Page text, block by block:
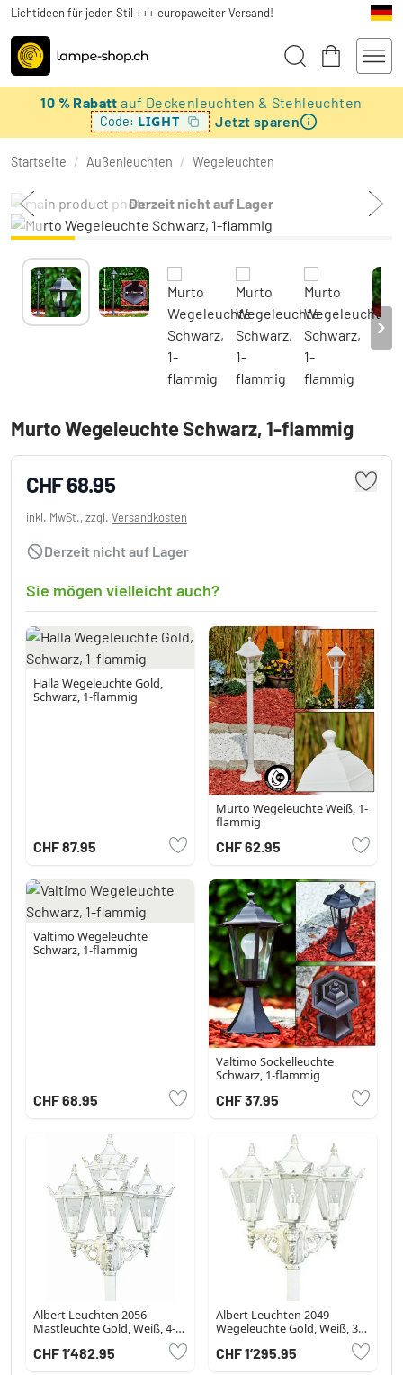
Lichtideen für jeden Stil +++ europaweiter Versand!
10 % Rabattauf Deckenleuchten & Stehleuchten
Code: LIGHT Jetzt sparen
Startseite / Außenleuchten / Wegeleuchten
Derzeit nicht auf Lager
Murto Wegeleuchte Schwarz, 1-flammig
CHF 68.95
inkl. MwSt., zzgl. Versandkosten
Derzeit nicht auf Lager
Sie mögen vielleicht auch?
Halla Wegeleuchte Gold,
Schwarz, 1-flammig
CHF 87.95
Murto Wegeleuchte Weiß, 1-
flammig
CHF 62.95
Valtimo Wegeleuchte
Schwarz, 1-flammig
CHF 68.95
Valtimo Sockelleuchte
Schwarz, 1-flammig
CHF 37.95
Albert Leuchten 2056
Mastleuchte Gold, Weiß, 4-
CHF 1’482.95
Albert Leuchten 2049
Wegeleuchte Gold, Weiß, 3-
CHF 1’295.95